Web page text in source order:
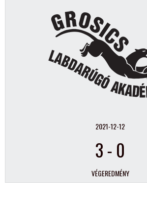
2021-12-12
3- 0
VÉGEREDMÉNY